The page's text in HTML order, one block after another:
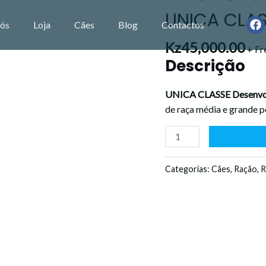
Loja Cães Blog Contactos
F
a
c
e
k
UNICA
Kz45,000.00+
Descrição
UNICA CLASSE
de raça média e grande
CLASSE
PUPPY
12KG
quantidade
Categorias: Cães, Ração,